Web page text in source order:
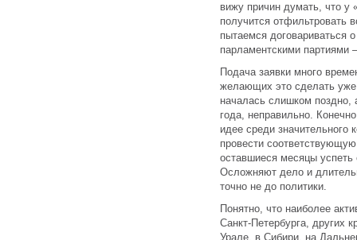
вижу причин думать, что у
получится отфильтровать
пытаемся договариваться
парламентскими
Подача заявки много
желающих это сделать уже
началась слишком поздно,
года, неправильно.
идее среди значительного
провести
оставшиеся месяцы
Осложняют дело и
точно не до политики.
Понятно, что наиболее
Санкт-Петербурга, других
Урале, в Сибири, на